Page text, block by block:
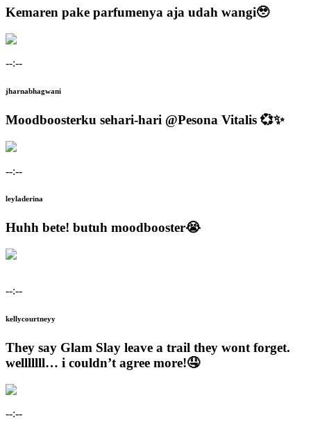
Kemaren pake parfumenya aja udah wangi🥹
--:--
jharnabhagwani
Moodboosterku sehari-hari @Pesona Vitalis 💞✨
--:--
leyladerina
Huhh bete! butuh moodbooster😭
--:--
kellycourtneyy
They say Glam Slay leave a trail they wont forget.
welllllll… i couldn’t agree more!🤤
--:--